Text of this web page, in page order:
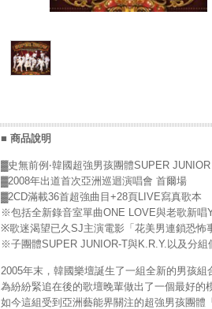
■ 商品說明
▓史無前例‧韓國超強男孩團體SUPER JUNIOR
▓2008年出道首次亞洲巡迴演唱會 首爾場
▓2CD滿載36首超強曲目+28頁LIVE寫真歌本
※包括全新錄音室單曲ONE LOVE與老歌新唱
※歌迷渴望已久SJ主演電影「花美男連鎖恐怖
※子團體SUPER JUNIOR-T與K.R.Y.以及分組
2005年末，韓國樂壇誕生了一組全新的男孩
為紛紛緊追在後的歌壇晚輩做出了一個最好的
如今這組受到亞洲藝能界關注的超強男孩團體